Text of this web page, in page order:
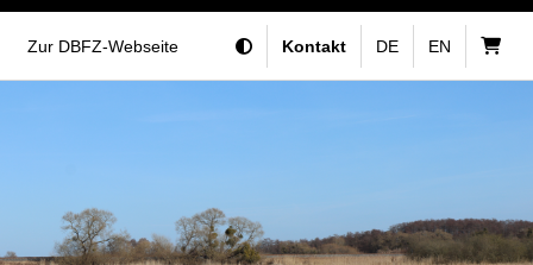
Zur DBFZ-Webseite Kontakt DE EN